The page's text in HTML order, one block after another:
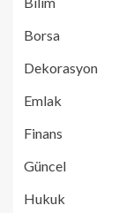
Borsa
Dekorasyon
Emlak
Finans
Güncel
Hukuk